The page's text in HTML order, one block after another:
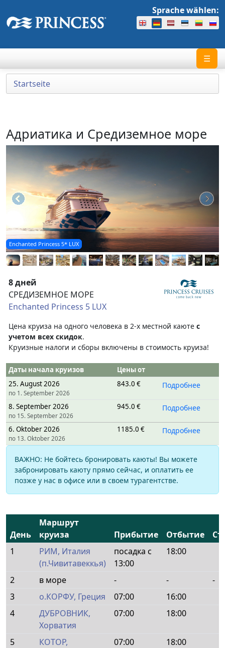
Sprache wählen:
☰
Startseite
Адриатика и Средиземное море
Enchanted Princess 5* LUX
8 дней
СРЕДИЗЕМНОЕ МОРЕ
Enchanted Princess 5 LUX
Цена круиза на одного человека в 2-х местной каюте с
учетом всех скидок.
Круизные налоги и сборы включены в стоимость круиза!
Даты начала круизов
Цены от
25. August 2026
по 1. September 2026
843.0 € Подробнее
8. September 2026
по 15. September 2026
945.0 € Подробнее
6. Oktober 2026
по 13. Oktober 2026
1185.0 € Подробнее
ВАЖНО: Не бойтесь бронировать каюты! Вы можете
забронировать каюту прямо сейчас, и оплатить ее
позже у нас в офисе или в своем турагентстве.
День
Маршрут
круиза
Прибытие Отбытие
1
РИМ, Италия
(п.Чивитавеккья)
посадка с
13:00
18:00
2 в море - -
-
3
о.КОРФУ, Греция 07:00
16:00
4
ДУБРОВНИК,
Хорватия
07:00 18:00
5
КОТОР,
07:00 18:00